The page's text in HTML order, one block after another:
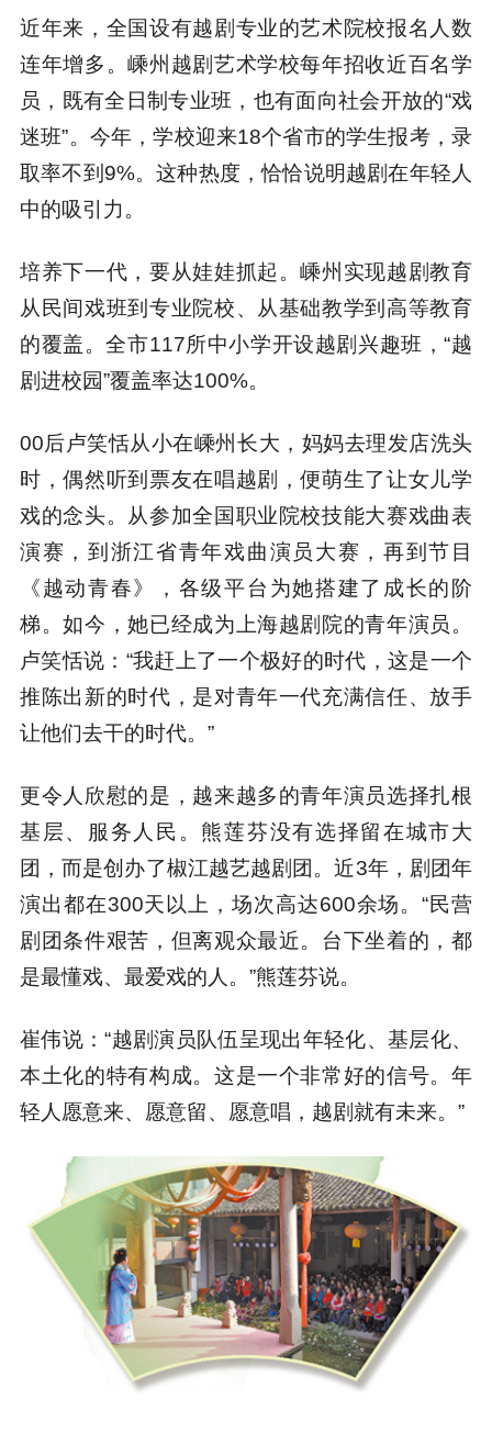
近年来，全国设有越剧专业的艺术院校报名人数
连年增多。嵊州越剧艺术学校每年招收近百名学
员，既有全日制专业班，也有面向社会开放的“戏
迷班”。今年，学校迎来18个省市的学生报考，录
取率不到9%。这种热度，恰恰说明越剧在年轻人
中的吸引力。
培养下一代，要从娃娃抓起。嵊州实现越剧教育
从民间戏班到专业院校、从基础教学到高等教育
的覆盖。全市117所中小学开设越剧兴趣班，“越
剧进校园”覆盖率达100%。
00后卢笑恬从小在嵊州长大，妈妈去理发店洗头
时，偶然听到票友在唱越剧，便萌生了让女儿学
戏的念头。从参加全国职业院校技能大赛戏曲表
演赛，到浙江省青年戏曲演员大赛，再到节目
《越动青春》，各级平台为她搭建了成长的阶
梯。如今，她已经成为上海越剧院的青年演员。
卢笑恬说：“我赶上了一个极好的时代，这是一个
推陈出新的时代，是对青年一代充满信任、放手
让他们去干的时代。”
更令人欣慰的是，越来越多的青年演员选择扎根
基层、服务人民。熊莲芬没有选择留在城市大
团，而是创办了椒江越艺越剧团。近3年，剧团年
演出都在300天以上，场次高达600余场。“民营
剧团条件艰苦，但离观众最近。台下坐着的，都
是最懂戏、最爱戏的人。”熊莲芬说。
崔伟说：“越剧演员队伍呈现出年轻化、基层化、
本土化的特有构成。这是一个非常好的信号。年
轻人愿意来、愿意留、愿意唱，越剧就有未来。”